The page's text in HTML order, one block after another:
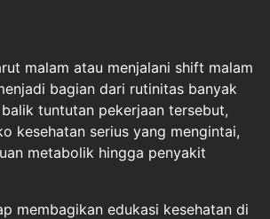
malam atau menjalani shift malam
bagian dari rutinitas banyak
tuntutan pekerjaan tersebut,
kesehatan serius yang mengintai,
metabolik hingga penyakit
membagikan edukasi kesehatan di